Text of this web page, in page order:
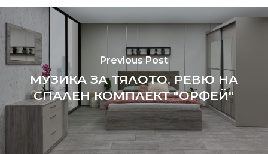
Previous Post
МУЗИКА ЗА ТЯЛОТО. РЕВЮ НА
СПАЛЕН КОМПЛЕКТ "ОРФЕЙ"